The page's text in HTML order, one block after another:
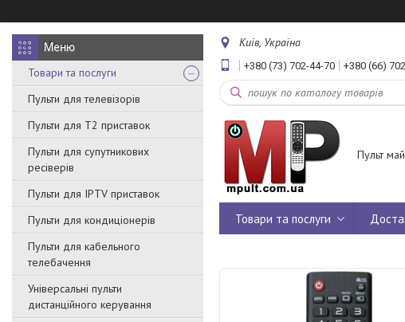
Товари та послуги
Пульти для телевізорів
Пульти для Т2 приставок
Пульти для супутникових
ресіверів
Пульти для IPTV приставок
Пульти для кондиціонерів
Пульти для кабельного
телебачення
Універсальні пульти
дистанційного керування
Київ, Україна
+380 (73) 702-44-70 +380 (66)
Пульт
Товари та послуги